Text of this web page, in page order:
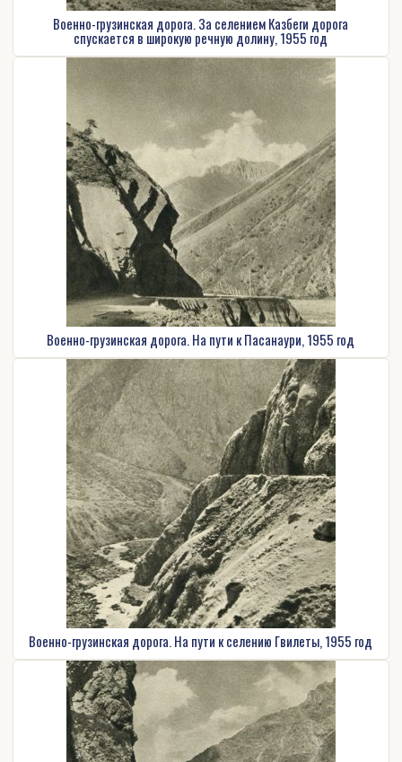
Военно-грузинская дорога. За селением Казбеги дорога
спускается в широкую речную долину, 1955 год
Военно-грузинская дорога. На пути к Пасанаури, 1955 год
Военно-грузинская дорога. На пути к селению Гвилеты, 1955 год